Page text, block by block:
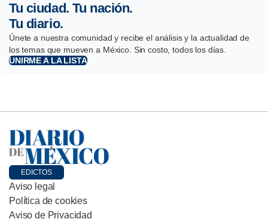
Tu ciudad. Tu nación.
Tu diario.
Únete a nuestra comunidad y recibe el análisis y la actualidad de
los temas que mueven a México. Sin costo, todos los días.
UNIRME A LA LISTA
EDICTOS
Aviso legal
Política de cookies
Aviso de Privacidad